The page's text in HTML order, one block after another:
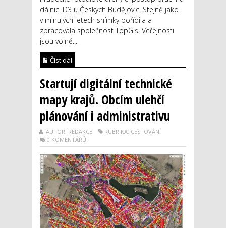
dálnici D3 u Českých Budějovic. Stejně jako
v minulých letech snímky pořídila a
zpracovala společnost TopGis. Veřejnosti
jsou volně...
Číst dál
Startují digitální technické
mapy krajů. Obcím ulehčí
plánování i administrativu
AUTOR: REDAKCE
RUBRIKA: CESTOVÁNÍ
0 KOMENTÁŘŮ